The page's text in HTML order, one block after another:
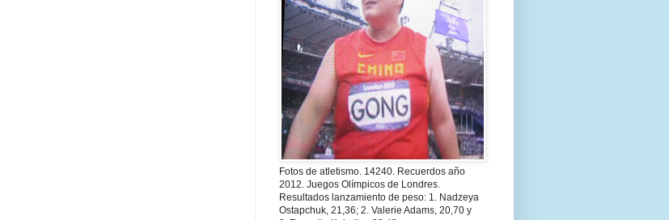
Fotos de atletismo. 14240. Recuerdos año
2012. Juegos Olímpicos de Londres.
Resultados lanzamiento de peso: 1. Nadzeya
Ostapchuk, 21,36; 2. Valerie Adams, 20,70 y